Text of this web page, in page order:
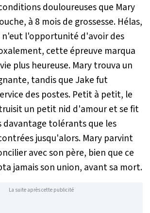
douloureuses que Mary
à 8 mois de grossesse. Hélas,
n'eut l'opportunité d'avoir des
cette épreuve marqua
plus heureuse. Mary trouva un
tandis que Jake fut
des postes. Petit à petit, le
un petit nid d'amour et se fit
davantage tolérants que les
jusqu'alors. Mary parvint
avec son père, bien que ce
jamais son union, avant sa mort.
La suite après cette publicité